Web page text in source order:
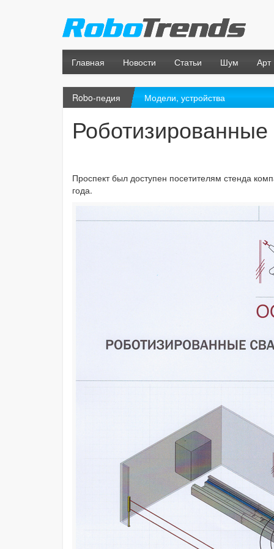
Главная Новости Статьи Шум Арт
Robo-педия Модели, устройства
Проспект был доступен посетителям стенда
года.